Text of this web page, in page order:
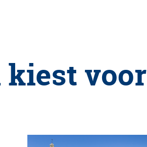
kiest voor